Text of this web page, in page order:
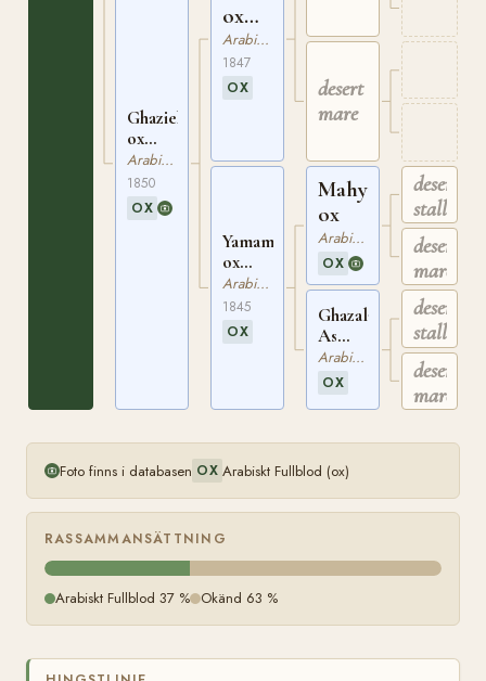
Ghazieh
ox
EGYPT
234
Arabiskt Fullblod
1850
OX
ox
WEIL
93
Arabiskt Fullblod
1847
OX
Yamama
ox
EGYPT
133
Arabiskt Fullblod
1845
OX
desert
mare
Mahyubi
ox
Arabiskt Fullblod
OX
Ghazala
As
Shakra
ox
Arabiskt Fullblod
OX
desert
stallion
desert
mare
desert
stallion
desert
mare
Foto finns i databasen OX Arabiskt Fullblod (ox)
RASSAMMANSÄTTNING
Arabiskt Fullblod 37 % Okänd 63 %